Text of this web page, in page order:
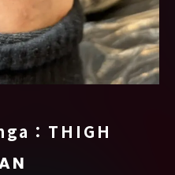
：THIGH